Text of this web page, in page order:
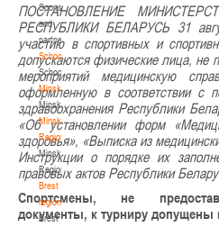
Sponsors
and
partners
Schools
Schools
Minsk
Minsk
Minsk
Region
Minsk
Region
Brest
region
Brest
ПОСТАНОВЛЕНИЕ
РЕСПУБЛИКИ БЕЛАРУСЬ 31
участию в спортивных и
допускаются физические лица, не
мероприятий медицинскую
оформленную в соответствии с
здравоохранения Республики
«Об установлении форм
здоровья», «Выписка из
Инструкции о порядке их
правовых актов Республики
Спортсмены, не
документы, к турниру допущены